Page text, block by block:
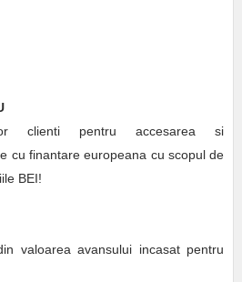
clienti pentru accesarea si
cu finantare europeana cu scopul de
BEI!
valoarea avansului incasat pentru